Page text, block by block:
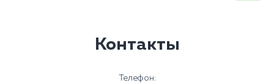
Контакты
Телефон: